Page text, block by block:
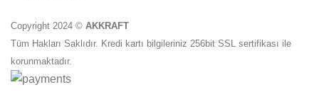
Copyright 2024 © AKKRAFT
Tüm Hakları Saklıdır. Kredi kartı bilgileriniz 256bit SSL sertifikası ile
korunmaktadır.